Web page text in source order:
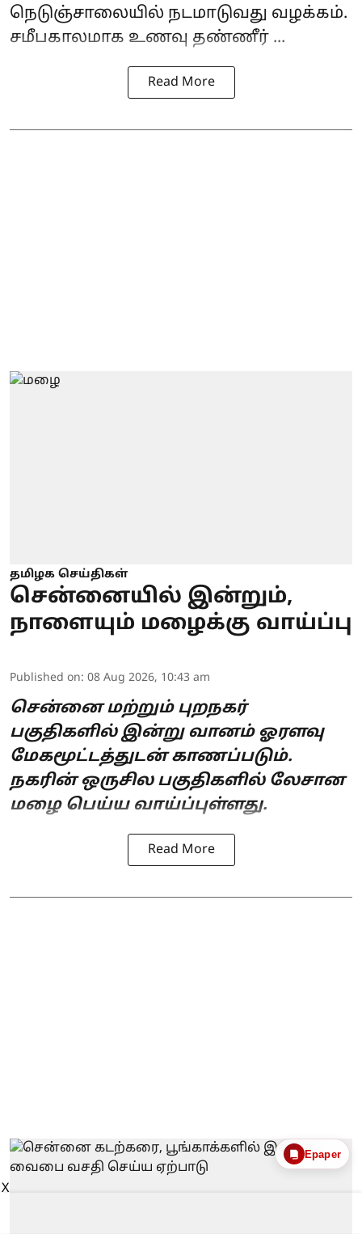
நெடுஞ்சாலையில் நடமாடுவது வழக்கம்.
சமீபகாலமாக உணவு தண்ணீர் ...
Read More
தமிழக செய்திகள்
சென்னையில் இன்றும்,
நாளையும் மழைக்கு வாய்ப்பு
Published on: 08 Aug 2026, 10:43 am
சென்னை மற்றும் புறநகர்
பகுதிகளில் இன்று வானம் ஓரளவு
மேகமூட்டத்துடன் காணப்படும்.
நகரின் ஒருசில பகுதிகளில் லேசான
மழை பெய்ய வாய்ப்புள்ளது.
Read More
Epaper
X